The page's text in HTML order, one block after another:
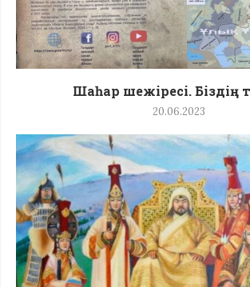
Шаһар шежіресі. Біздің
20.06.2023